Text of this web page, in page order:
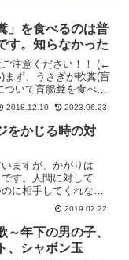
」を食べるのは普
す。知らなかった
注意ください！！ (←
まず、うさぎが軟糞(盲
いて盲腸糞を食べる
飼い・・・
2018.12.10 2023.06.23
をかじる時の対
ますが、かがりは
です。人間に対して
に相手してくれない
きは軽くかじりま
2019.02.22
～年下の男の子、
、シャボン玉